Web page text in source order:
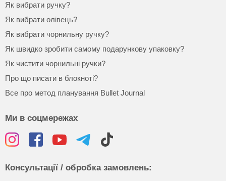
Як вибрати ручку?
Як вибрати олівець?
Як вибрати чорнильну ручку?
Як швидко зробити самому подарункову упаковку?
Як чистити чорнильні ручки?
Про що писати в блокноті?
Все про метод планування Bullet Journal
Ми в соцмережах
Консультації / обробка замовлень: